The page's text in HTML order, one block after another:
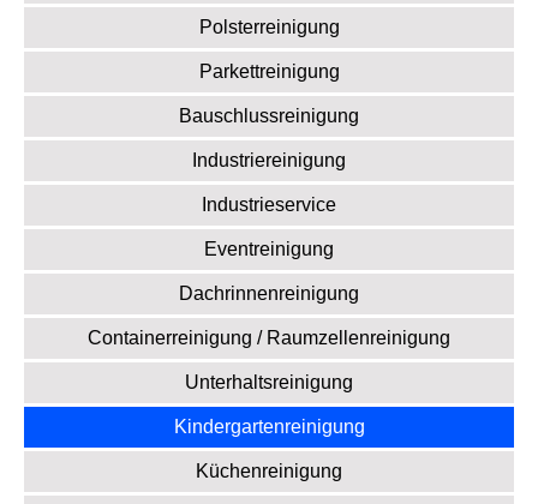
Polsterreinigung
Parkettreinigung
Bauschlussreinigung
Industriereinigung
Industrieservice
Eventreinigung
Dachrinnenreinigung
Containerreinigung / Raumzellenreinigung
Unterhaltsreinigung
Kindergartenreinigung
Küchenreinigung